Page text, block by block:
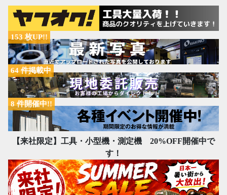
153 枚UP!!
64 件掲載中
8 件開催中!!
【来社限定】工具・小型機・測定機 20%OFF開催中で
す！